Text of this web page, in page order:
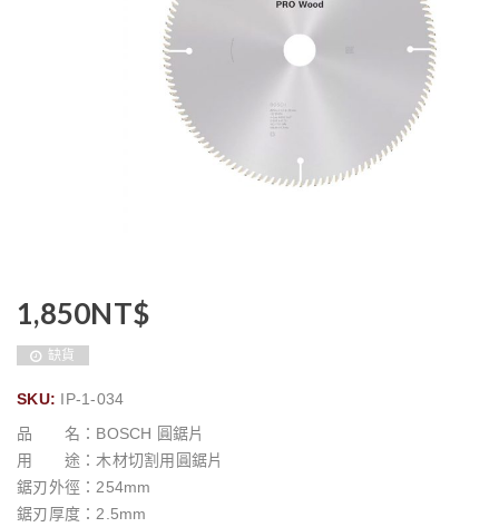
1,850NT$
缺貨
SKU: IP-1-034
品 名：BOSCH 圓鋸片
用 途：木材切割用圓鋸片
鋸刃外徑：254mm
鋸刃厚度：2.5mm